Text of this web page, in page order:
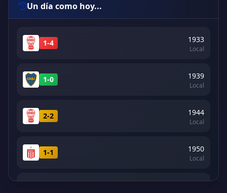
Un día como hoy...
1-4 1933
Local
1-0 1939
Local
2-2 1944
Local
1-1 1950
Local